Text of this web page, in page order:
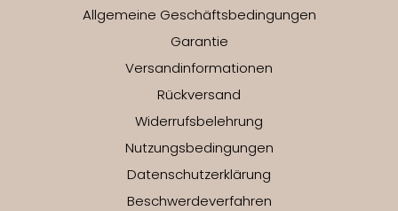
Allgemeine Geschäftsbedingungen
Garantie
Versandinformationen
Rückversand
Widerrufsbelehrung
Nutzungsbedingungen
Datenschutzerklärung
Beschwerdeverfahren